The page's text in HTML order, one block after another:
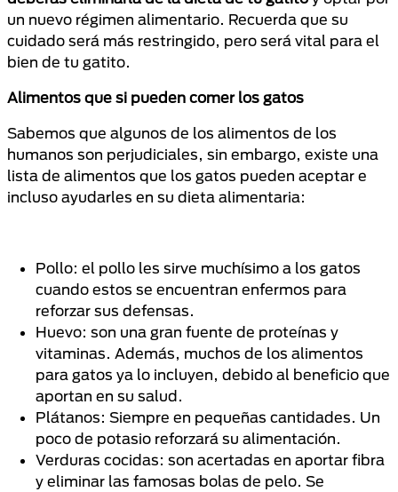
un nuevo régimen alimentario. Recuerda que su
cuidado será más restringido, pero será vital para el
bien de tu gatito.
Alimentos que si pueden comer los gatos
Sabemos que algunos de los alimentos de los
humanos son perjudiciales, sin embargo, existe una
lista de alimentos que los gatos pueden aceptar e
incluso ayudarles en su dieta alimentaria:
Pollo: el pollo les sirve muchísimo a los gatos
cuando estos se encuentran enfermos para
reforzar sus defensas.
Huevo: son una gran fuente de proteínas y
vitaminas. Además, muchos de los alimentos
para gatos ya lo incluyen, debido al beneficio que
aportan en su salud.
Plátanos: Siempre en pequeñas cantidades. Un
poco de potasio reforzará su alimentación.
Verduras cocidas: son acertadas en aportar fibra
y eliminar las famosas bolas de pelo. Se